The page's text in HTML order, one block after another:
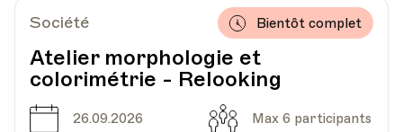
Société
Atelier morphologie et
colorimétrie - Relooking
Bientôt complet
Date
26.09.2026 Capacité
Max 6 participants